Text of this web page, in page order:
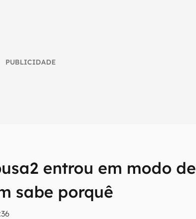
PUBLICIDADE
entrou em modo de
sabe porquê
tech!
e reviews sobre tecnologia em primeira